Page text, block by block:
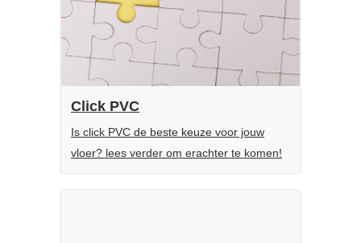
Click PVC
Is click PVC de beste keuze voor jouw
vloer? lees verder om erachter te komen!